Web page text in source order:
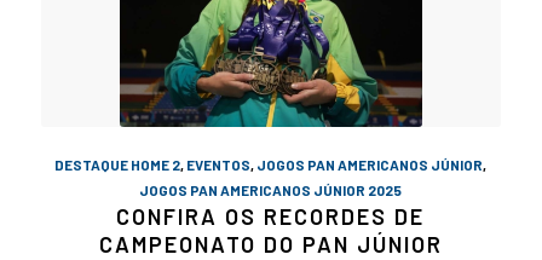
DESTAQUE HOME 2, EVENTOS, JOGOS PAN AMERICANOS JÚNIOR,
JOGOS PAN AMERICANOS JÚNIOR 2025
CONFIRA OS RECORDES DE
CAMPEONATO DO PAN JÚNIOR